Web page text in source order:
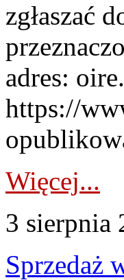
zgłaszać
adres:
https://
Więcej...
3 sierpnia
Sprzedaż